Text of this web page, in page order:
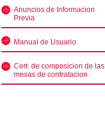
Anuncios de Informacion
Previa
Manual de Usuario
Cert. de composicion de las
mesas de contratacion